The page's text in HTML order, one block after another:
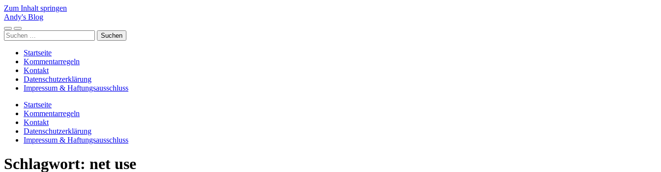
Zum Inhalt springen
Andy's Blog
Mobile-
Menü
Suchfeld
ein-/ausblenden
Suchen
nach:
Startseite
Kommentarregeln
Kontakt
Datenschutzerklärung
Impressum & Haftungsausschluss
Startseite
Kommentarregeln
Kontakt
Datenschutzerklärung
Impressum & Haftungsausschluss
Schlagwort: net use